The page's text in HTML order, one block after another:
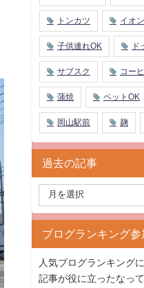
トンカツ イオン
子供連れOK ド
サブスク コー
蒲焼 ペットOK
岡山駅前 麹
過去の記事
ブログランキング参
人気ブログランキング
記事が役に立ったなっ